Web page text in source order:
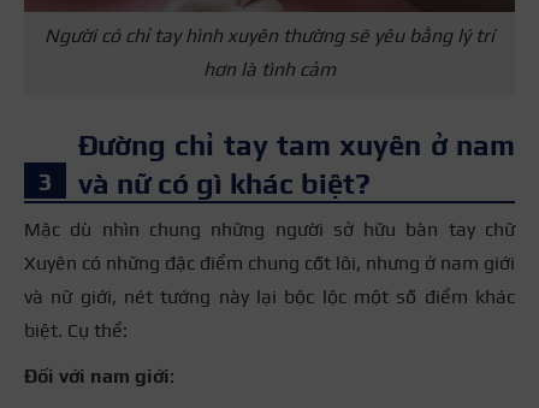
Người có chỉ tay hình xuyên thường sẽ yêu bằng lý trí
hơn là tình cảm
Đường chỉ tay tam xuyên ở nam
và nữ có gì khác biệt?
Mặc dù nhìn chung những người sở hữu bàn tay chữ
Xuyên có những đặc điểm chung cốt lõi, nhưng ở nam giới
và nữ giới, nét tướng này lại bộc lộc một số điểm khác
biệt. Cụ thể:
Đối với nam giới: